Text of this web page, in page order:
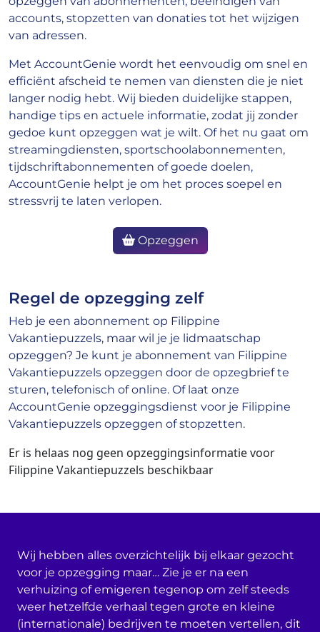
accounts, stopzetten van donaties tot het wijzigen
van adressen.
Met AccountGenie wordt het eenvoudig om snel en
efficiënt afscheid te nemen van diensten die je niet
langer nodig hebt. Wij bieden duidelijke stappen,
handige tips en actuele informatie, zodat jij zonder
gedoe kunt opzeggen wat je wilt. Of het nu gaat om
streamingdiensten, sportschoolabonnementen,
tijdschriftabonnementen of goede doelen,
AccountGenie helpt je om het proces soepel en
stressvrij te laten verlopen.
Opzeggen
Regel de opzegging zelf
Heb je een abonnement op Filippine
Vakantiepuzzels, maar wil je je lidmaatschap
opzeggen? Je kunt je abonnement van Filippine
Vakantiepuzzels opzeggen door de opzegbrief te
sturen, telefonisch of online. Of laat onze
AccountGenie opzeggingsdienst voor je Filippine
Vakantiepuzzels opzeggen of stopzetten.
Er is helaas nog geen opzeggingsinformatie voor
Filippine Vakantiepuzzels beschikbaar
Wij hebben alles overzichtelijk bij elkaar gezocht
voor je opzegging maar… Zie je er na een
verhuizing of emigeren tegenop om zelf steeds
weer hetzelfde verhaal tegen grote en kleine
(internationale) bedrijven te moeten vertellen, dit